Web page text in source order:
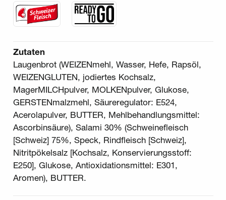
Zutaten
Laugenbrot (WEIZENmehl, Wasser, Hefe, Rapsöl,
WEIZENGLUTEN, jodiertes Kochsalz,
MagerMILCHpulver, MOLKENpulver, Glukose,
GERSTENmalzmehl, Säureregulator: E524,
Acerolapulver, BUTTER, Mehlbehandlungsmittel:
Ascorbinsäure), Salami 30% (Schweinefleisch
[Schweiz] 75%, Speck, Rindfleisch [Schweiz],
Nitritpökelsalz [Kochsalz, Konservierungsstoff:
E250], Glukose, Antioxidationsmittel: E301,
Aromen), BUTTER.